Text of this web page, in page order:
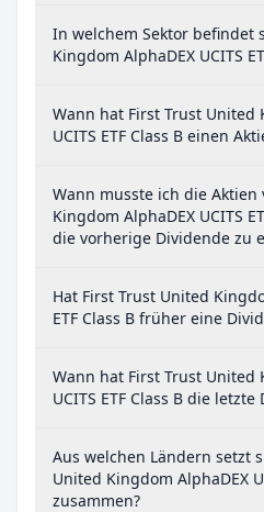
In welchem Sektor befindet
Kingdom AlphaDEX UCITS
Wann hat First Trust United
UCITS ETF Class B einen
Wann musste ich die Aktien
Kingdom AlphaDEX UCITS
die vorherige Dividende zu
Hat First Trust United
ETF Class B früher eine
Wann hat First Trust United
UCITS ETF Class B die
Aus welchen Ländern setzt
United Kingdom AlphaDEX
zusammen?